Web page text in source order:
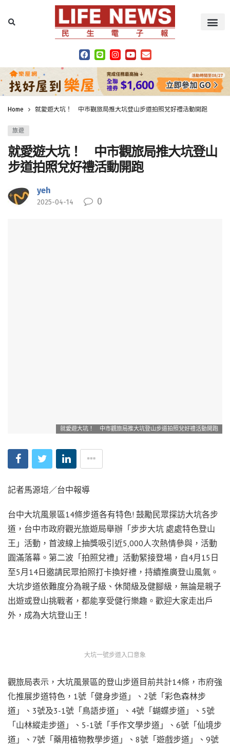
Home 就愛遊大坑！ 中市觀旅局推大坑登山步道拍照兌好禮活動開跑
旅遊
就愛遊大坑！ 中市觀旅局推大坑登山
步道拍照兌好禮活動開跑
yeh
2025-04-14 0
就愛遊大坑！ 中市觀旅局推大坑登山步道拍照兌好禮活動開跑
記者馬源培／台中報導
台中大坑風景區14條步道各有特色! 鼓勵民眾探訪大坑各步
道，台中市政府觀光旅遊局舉辦「步步大坑 處處特色登山
王」活動，首波線上抽獎吸引近5,000人次熱情參與，活動
圓滿落幕。第二波「拍照兌禮」活動緊接登場，自4月15日
至5月14日邀請民眾拍照打卡換好禮，持續推廣登山風氣。
大坑步道依難度分為親子級、休閒級及健腳級，無論是親子
出遊或登山挑戰者，都能享受健行樂趣。歡迎大家走出戶
外，成為大坑登山王！
大坑一號步道入口意象
觀旅局表示，大坑風景區的登山步道目前共計14條，市府強
化推展步道特色，1號「健身步道」、2號「彩色森林步
道」、3號及3-1號「鳥語步道」、4號「蝴蝶步道」、5號
「山林縱走步道」、5-1號「手作文學步道」、6號「仙境步
道」、7號「藥用植物教學步道」、8號「遊戲步道」、9號